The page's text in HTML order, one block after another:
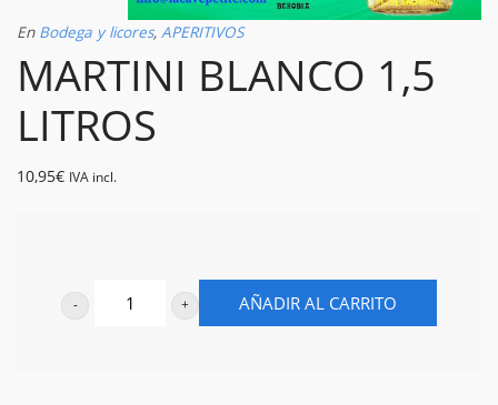
En Bodega y licores, APERITIVOS
MARTINI BLANCO 1,5
LITROS
10,95€ IVA incl.
MARTINI
BLANCO
AÑADIR AL CARRITO